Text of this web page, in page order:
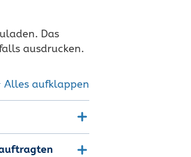
Das
ausdrucken.
Alles aufklappen